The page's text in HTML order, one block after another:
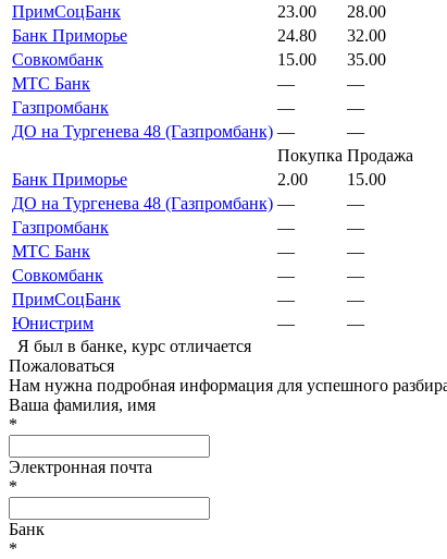
ПримСоцБанк
23.00
28.00
Банк Приморье
24.80
32.00
Совкомбанк
15.00
35.00
МТС Банк
—
—
Газпромбанк
—
—
ДО на Тургенева 48 (Газпромбанк) —
—
Покупка Продажа
Банк Приморье
2.00
15.00
ДО на Тургенева 48 (Газпромбанк) —
—
Газпромбанк
—
—
МТС Банк
—
—
Совкомбанк
—
—
ПримСоцБанк
—
—
Юнистрим
—
—
Я был в банке, курс отличается
Пожаловаться
Нам нужна подробная информация для успешного
Ваша фамилия, имя
*
Электронная почта
*
Банк
*